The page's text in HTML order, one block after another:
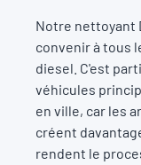
Notre nettoyant
convenir à tous
diesel. C'est
véhicules
en ville, car les
créent
rendent le